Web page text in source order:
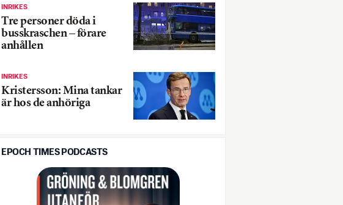
INRIKES
Tre personer döda i
busskraschen – förare
anhållen
INRIKES
Kristersson: Mina tankar
är hos de anhöriga
EPOCH TIMES PODCASTS